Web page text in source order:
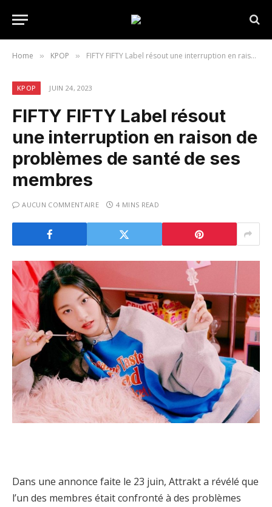
Home » KPOP » FIFTY FIFTY Label résout une interruption en raison de problèmes de santé de ses membres
KPOP JUIN 24, 2023
FIFTY FIFTY Label résout
une interruption en raison de
problèmes de santé de ses
membres
AUCUN COMMENTAIRE 4 MINS READ
Dans une annonce faite le 23 juin, Attrakt a révélé que
l’un des membres était confronté à des problèmes